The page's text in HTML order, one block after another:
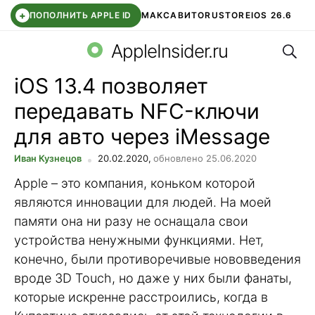
+ ПОПОЛНИТЬ APPLE ID МАКСАВИТОRUSTOREIOS 26.6
СБЕР КИДС ВТБ ОНЛАЙН ЧАТ В ROBLOX
AppleInsider.ru
iOS 13.4 позволяет
передавать NFC-ключи
для авто через iMessage
Иван Кузнецов 20.02.2020, обновлено 25.06.2020
Apple – это компания, коньком которой
являются инновации для людей. На моей
памяти она ни разу не оснащала свои
устройства ненужными функциями. Нет,
конечно, были противоречивые нововведения
вроде 3D Touch, но даже у них были фанаты,
которые искренне расстроились, когда в